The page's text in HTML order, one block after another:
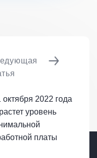
2022 года
уровень
платы